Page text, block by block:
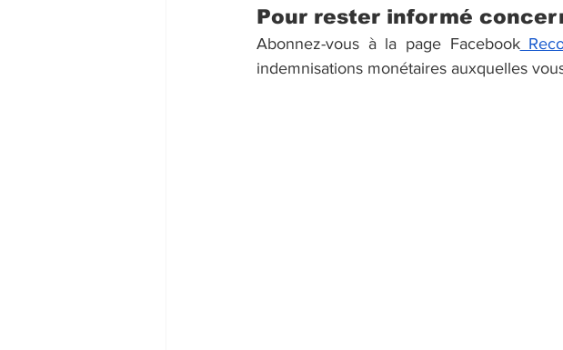
Pour rester informé
Abonnez-vous à la page Facebook
indemnisations monétaires auxquelles